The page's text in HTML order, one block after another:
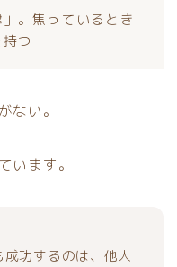
。焦っているとき
つ
ない。
います。
功するのは、他人